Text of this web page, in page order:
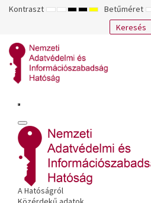
Kontraszt ALAPÉRTELMEZETT
ÉJSZAKAI
NAGY
KONTRASZTÚ
NAGY
KONTRASZTÚ
NAGY
KONTRASZTÚ
SÁRGA
FEKETE
Betűméret
A Hatóságról